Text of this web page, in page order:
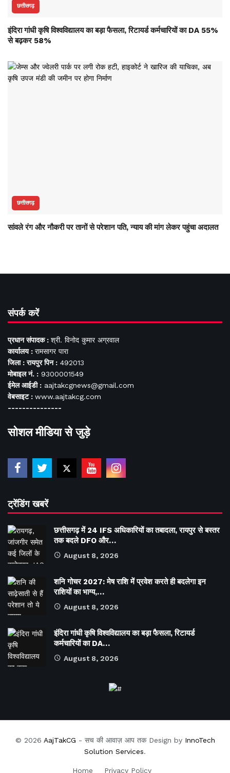
छत्तीसगढ़
इंदिरा गांधी कृषि विश्वविद्यालय का बड़ा फैसला, रिटायर्ड कर्मचारियों का DA 55%
से बढ़कर 58%
छत्तीसगढ़
सांवले रंग और नौकरी पर तानों से परेशान पति, न्याय की मांग लेकर पहुंचा अदालत
संपर्क करें
प्रधान संपादक : श्री. विनोद कुमार अग्रवाल
कार्यालय : रामसागर पारा
जिला : रायपुर पिन : 492013
मोबाइल नं. : 9300001549
ईमेल आईडी : aajtakcgnews@gmail.com
वेबसाइट : www.aajtakcg.com
---------------
सोशल मीडिया से जुड़े
ट्रेंडिंग खबरें
छत्तीसगढ़ में 24 IFS अधिकारियों का तबादला, रायपुर से बस्तर
तक बदले DFO और…
August 8, 2026
शनि गोचर 2027: मेष राशि में प्रवेश करते ही बदलेगा इन
राशियों का भाग्य,…
August 8, 2026
इंदिरा गांधी कृषि विश्वविद्यालय का बड़ा फैसला, रिटायर्ड
कर्मचारियों का DA…
August 8, 2026
© 2026 AajTakCG - सच की आवाज़ आप तक Design by InnoTech
Solution Services.
Home Privacy Policy